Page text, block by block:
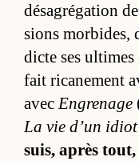
désa­gré­ga­tion
sions mor­bi­des,
dicte ses
fait ri­ca­ne­ment
avecEngrenage
La vie d’un idiot
suis, après